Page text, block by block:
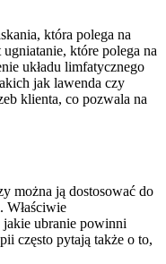
która polega na
które polega na
układu limfatycznego
jak lawenda czy
klienta, co pozwala na
można ją dostosować do
Właściwie
jakie ubranie powinni
często pytają także o to,